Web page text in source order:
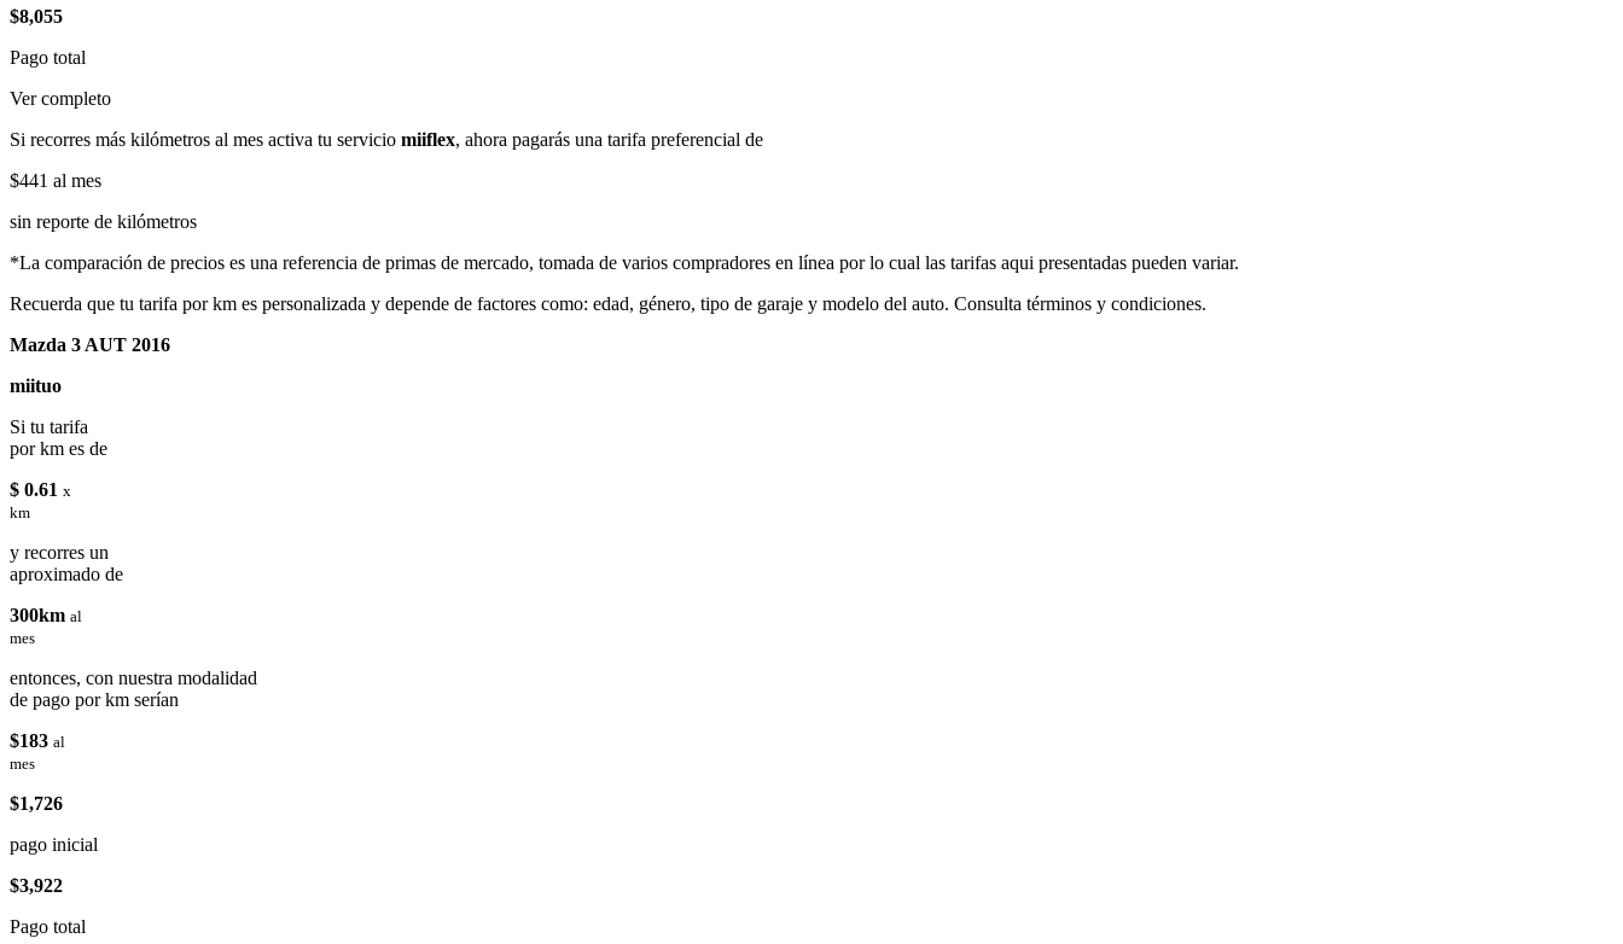
$8,055
Pago total
Ver completo
Si recorres más kilómetros al mes activa tu servicio miiflex, ahora pagarás una tarifa preferencial de
$441 al mes
sin reporte de kilómetros
*La comparación de precios es una referencia de primas de mercado, tomada de varios compradores en línea por lo cual las tarifas aqui presentadas pueden variar.
Recuerda que tu tarifa por km es personalizada y depende de factores como: edad, género, tipo de garaje y modelo del auto. Consulta términos y condiciones.
Mazda 3 AUT 2016
miituo
Si tu tarifa
por km es de
$ 0.61 x
km
y recorres un
aproximado de
300km al
mes
entonces, con nuestra modalidad
de pago por km serían
$183 al
mes
$1,726
pago inicial
$3,922
Pago total